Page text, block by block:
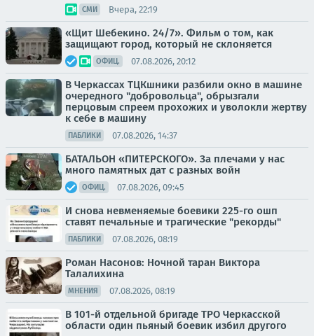
СМИ Вчера, 22:19
«Щит Шебекино. 24/7». Фильм о том, как
защищают город, который не склоняется
ОФИЦ. 07.08.2026, 20:12
В Черкассах ТЦКшники разбили окно в машине
очередного "добровольца", обрызгали
перцовым спреем прохожих и уволокли жертву
к себе в машину
ПАБЛИКИ 07.08.2026, 14:37
БАТАЛЬОН «ПИТЕРСКОГО». За плечами у нас
много памятных дат с разных войн
ОФИЦ. 07.08.2026, 09:45
И снова невменяемые боевики 225-го ошп
ставят печальные и трагические "рекорды"
ПАБЛИКИ 07.08.2026, 08:19
Роман Насонов: Ночной таран Виктора
Талалихина
МНЕНИЯ 07.08.2026, 08:19
В 101-й отдельной бригаде ТРО Черкасской
области один пьяный боевик избил другого